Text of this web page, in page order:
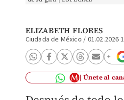
ELIZABETH FLORES
Ciudada de México / 01.02.2026
Únete al